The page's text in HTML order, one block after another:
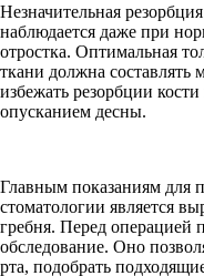
Незначительная
наблюдается даже при
отростка. Оптимальная
ткани должна
избежать резорбции
опусканием десны.
Главным показаниям для
стоматологии является
гребня. Перед операцией
обследование. Оно
рта, подобрать